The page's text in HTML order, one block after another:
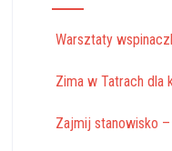
Warsztaty
Zima w Tatrach dla
Zajmij stanowisko